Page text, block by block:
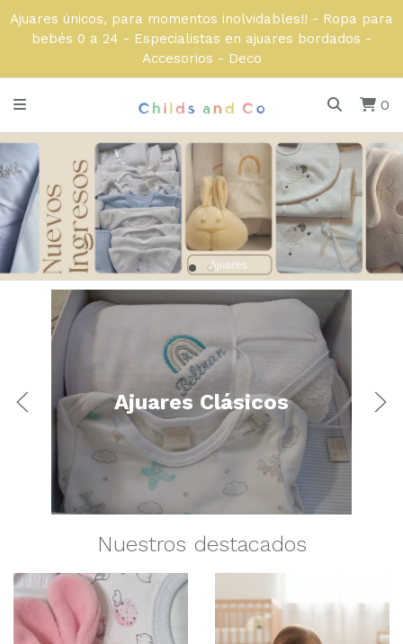
Ajuares únicos, para momentos inolvidables!! - Ropa para
bebés 0 a 24 - Especialistas en ajuares bordados -
Accesorios - Deco
0
Ajuares Clásicos
Nuestros destacados